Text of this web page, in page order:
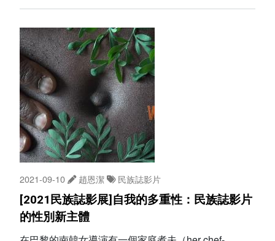
2021-09-10 趙恩潔 民族誌影片
[2021民族誌影展]自我的多重性：民族誌影片
的性別新主體